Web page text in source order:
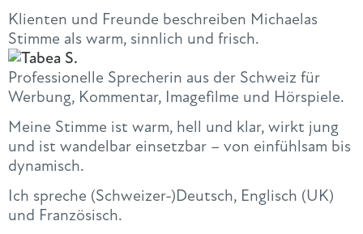
Klienten und Freunde beschreiben Michaelas
Stimme als warm, sinnlich und frisch.
Professionelle Sprecherin aus der Schweiz für
Werbung, Kommentar, Imagefilme und Hörspiele.
Meine Stimme ist warm, hell und klar, wirkt jung
und ist wandelbar einsetzbar – von einfühlsam bis
dynamisch.
Ich spreche (Schweizer-)Deutsch, Englisch (UK)
und Französisch.